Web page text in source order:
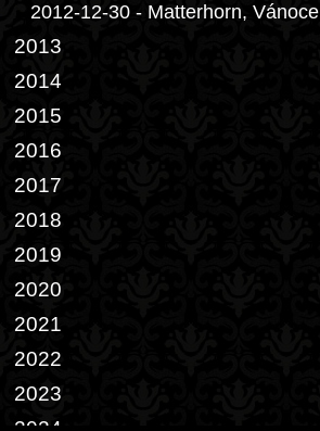
2012-12-30 - Matterhorn, Vánoce
2013
2014
2015
2016
2017
2018
2019
2020
2021
2022
2023